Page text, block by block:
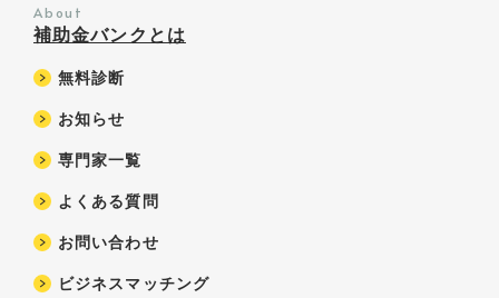
About
補助金バンクとは
無料診断
お知らせ
専門家一覧
よくある質問
お問い合わせ
ビジネスマッチング